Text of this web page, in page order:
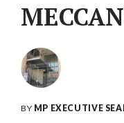
BY MP EXECUTIVE